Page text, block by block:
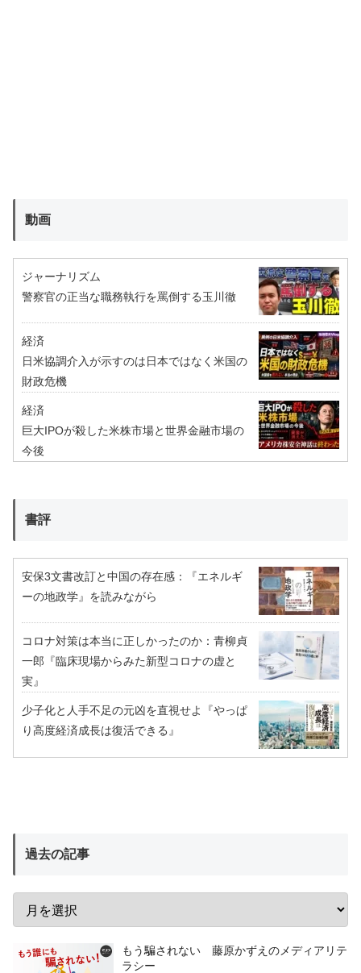
動画
ジャーナリズム
警察官の正当な職務執行を罵倒する玉川徹
経済
日米協調介入が示すのは日本ではなく米国の
財政危機
経済
巨大IPOが殺した米株市場と世界金融市場の
今後
書評
安保3文書改訂と中国の存在感：『エネルギ
ーの地政学』を読みながら
コロナ対策は本当に正しかったのか：青柳貞
一郎『臨床現場からみた新型コロナの虚と
実』
少子化と人手不足の元凶を直視せよ『やっぱ
り高度経済成長は復活できる』
過去の記事
もう騙されない 藤原かずえのメディアリテ
ラシー